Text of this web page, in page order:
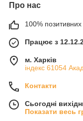
Про нас
100% позитивних
Працює з
м. Харків
індекс 61054
Контакти
Сьогодні
Показати весь